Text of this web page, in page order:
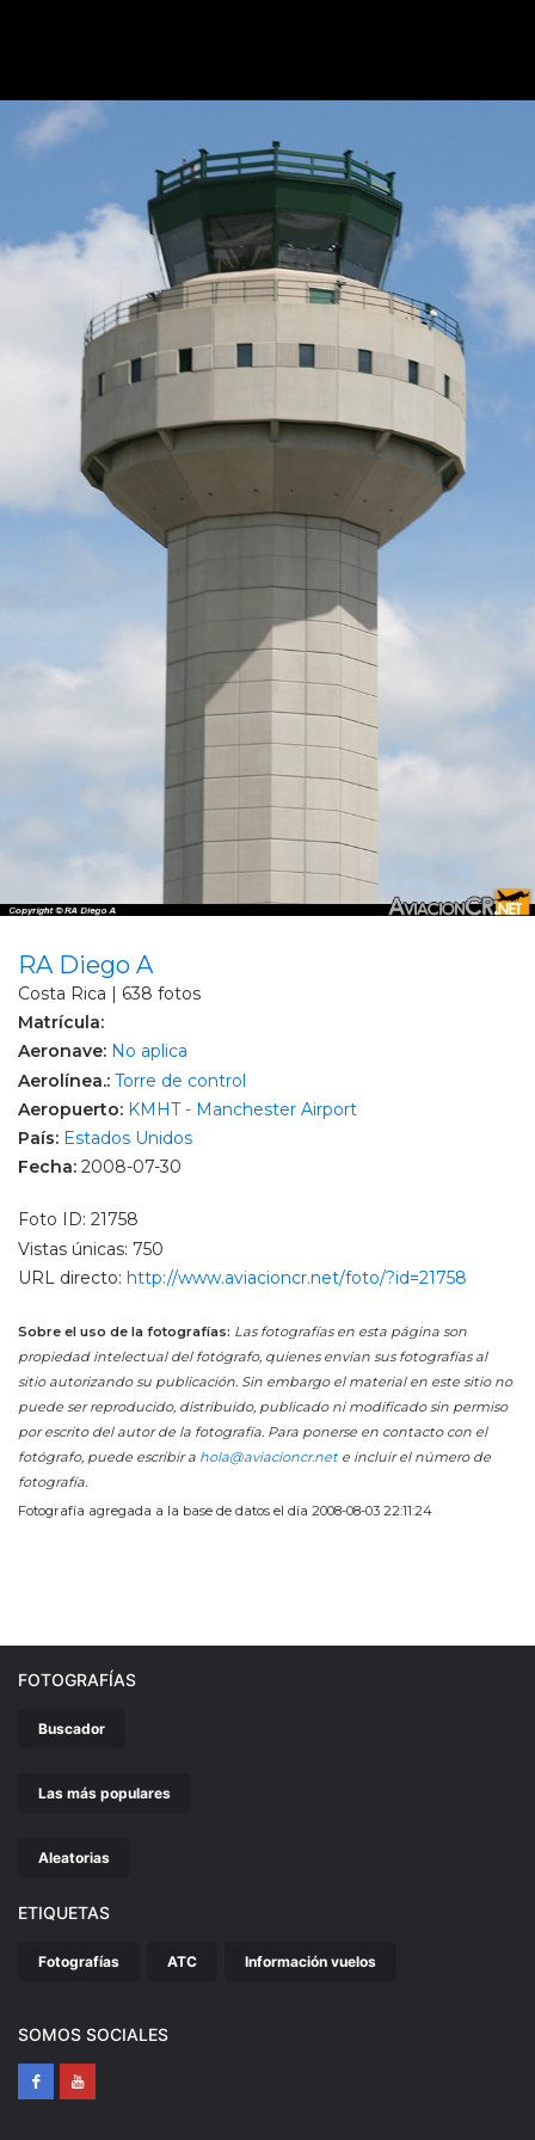
RA Diego A
Costa Rica | 638 fotos
Matrícula:
Aeronave: No aplica
Aerolínea.: Torre de control
Aeropuerto: KMHT - Manchester Airport
País: Estados Unidos
Fecha: 2008-07-30
Foto ID: 21758
Vistas únicas: 750
URL directo: http://www.aviacioncr.net/foto/?id=21758
Sobre el uso de la fotografías: Las fotografías en esta página son
propiedad intelectual del fotógrafo, quienes envían sus fotografías al
sitio autorizando su publicación. Sin embargo el material en este sitio no
puede ser reproducido, distribuido, publicado ni modificado sin permiso
por escrito del autor de la fotografía. Para ponerse en contacto con el
fotógrafo, puede escribir a hola@aviacioncr.nete incluir el número de
fotografía.
Fotografía agregada a la base de datos el día 2008-08-03 22:11:24
FOTOGRAFÍAS
Buscador
Las más populares
Aleatorias
ETIQUETAS
Fotografías ATC Información vuelos
SOMOS SOCIALES